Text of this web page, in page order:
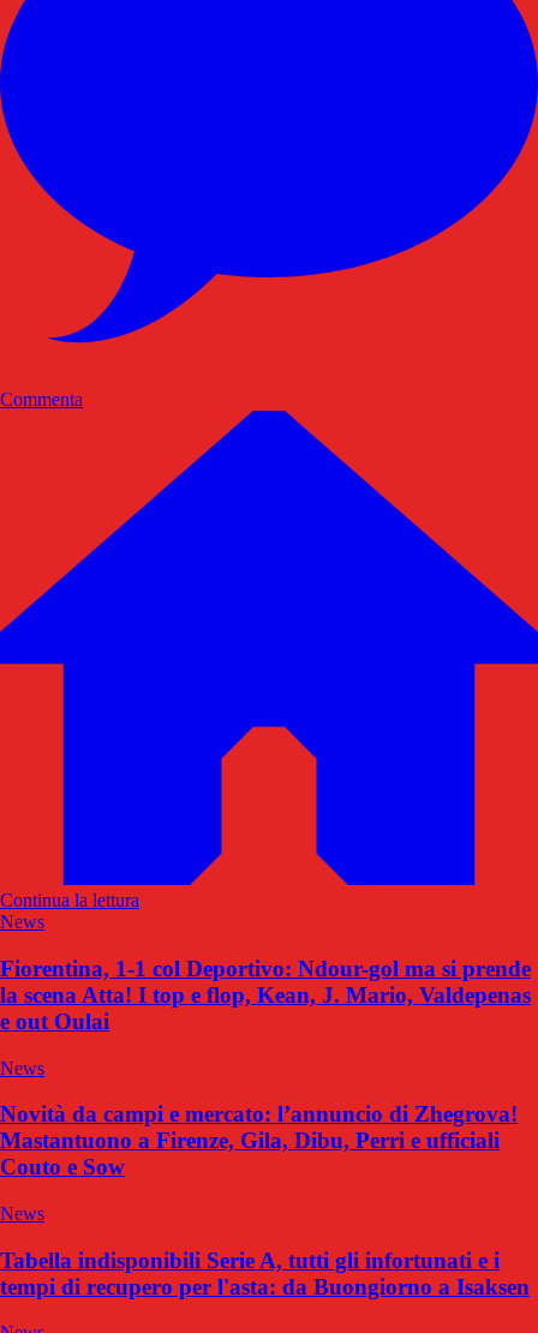
Commenta
Continua la lettura
News
Fiorentina, 1-1 col Deportivo: Ndour-gol ma si prende
la scena Atta! I top e flop, Kean, J. Mario, Valdepenas
e out Oulai
News
Novità da campi e mercato: l’annuncio di Zhegrova!
Mastantuono a Firenze, Gila, Dibu, Perri e ufficiali
Couto e Sow
News
Tabella indisponibili Serie A, tutti gli infortunati e i
tempi di recupero per l'asta: da Buongiorno a Isaksen